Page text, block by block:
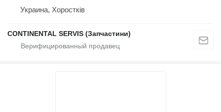
Украина, Хоростків
CONTINENTAL SERVIS (Запчастини)